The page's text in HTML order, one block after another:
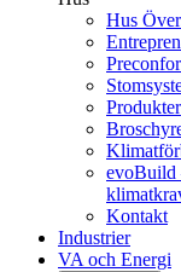
Hus
Produkter
evoBuild
Kontakt
Industrier
VA och Energi